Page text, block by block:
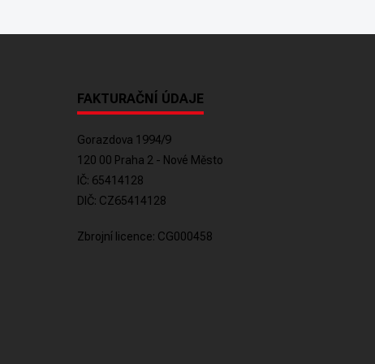
FAKTURAČNÍ ÚDAJE
Gorazdova 1994/9
120 00 Praha 2 - Nové Město
IČ: 65414128
DIČ: CZ65414128
Zbrojní licence: CG000458